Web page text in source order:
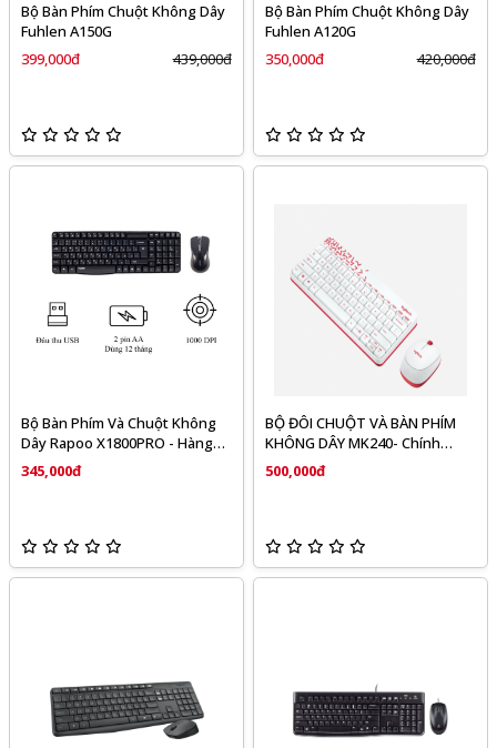
Bộ Bàn Phím Chuột Không Dây
Fuhlen A150G
399,000đ
439,000đ
Bộ Bàn Phím Chuột Không Dây
Fuhlen A120G
350,000đ
420,000đ
Bộ Bàn Phím Và Chuột Không
Dây Rapoo X1800PRO - Hàng
chính hãng
345,000đ
BỘ ĐÔI CHUỘT VÀ BÀN PHÍM
KHÔNG DÂY MK240- Chính
hãng
500,000đ